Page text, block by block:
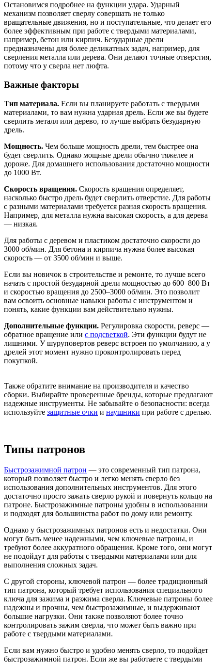
Остановимся подробнее на функции удара. Ударный
механизм позволяет сверлу совершать не только
вращательные движения, но и поступательные, что делает его
более эффективным при работе с твердыми материалами,
например, бетон или кирпич. Безударные дрели
предназначены для более деликатных задач, например, для
сверления металла или дерева. Они делают точные отверстия,
потому что у сверла нет люфта.
Важные факторы
Тип материала. Если вы планируете работать с твердыми
материалами, то вам нужна ударная дрель. Если же вы будете
сверлить металл или дерево, то лучше выбрать безударную
дрель.
Мощность. Чем больше мощность дрели, тем быстрее она
будет сверлить. Однако мощные дрели обычно тяжелее и
дороже. Для домашнего использования достаточно мощности
до 1000 Вт.
Скорость вращения. Скорость вращения определяет,
насколько быстро дрель будет сверлить отверстие. Для работы
с разными материалами требуется разная скорость вращения.
Например, для металла нужна высокая скорость, а для дерева
— низкая.
Для работы с деревом и пластиком достаточно скорости до
3000 об/мин. Для бетона и кирпича нужна более высокая
скорость — от 3500 об/мин и выше.
Если вы новичок в строительстве и ремонте, то лучше всего
начать с простой безударной дрели мощностью до 600–800 Вт
и скоростью вращения до 2500–3000 об/мин. Это позволит
вам освоить основные навыки работы с инструментом и
понять, какие функции вам действительно нужны.
Дополнительные функции. Регулировка скорости, реверс —
обратное вращение или с подсветкой. Эти функции будут не
лишними. У шуруповертов реверс встроен по умолчанию, а у
дрелей этот момент нужно проконтролировать перед
покупкой.
Также обратите внимание на производителя и качество
сборки. Выбирайте проверенные бренды, которые предлагают
надежные инструменты. Не забывайте о безопасности: всегда
используйте защитные очки и наушники при работе с дрелью.
Типы патронов
Быстрозажимной патрон — это современный тип патрона,
который позволяет быстро и легко менять сверло без
использования дополнительных инструментов. Для этого
достаточно просто зажать сверло рукой и повернуть кольцо на
патроне. Быстрозажимные патроны удобны в использовании
и подходят для большинства работ по дому или ремонту.
Однако у быстрозажимных патронов есть и недостатки. Они
могут быть менее надежными, чем ключевые патроны, и
требуют более аккуратного обращения. Кроме того, они могут
не подойдут для работы с твердыми материалами или для
выполнения сложных задач.
С другой стороны, ключевой патрон — более традиционный
тип патрона, который требует использования специального
ключа для зажима и разжима сверла. Ключевые патроны более
надежны и прочны, чем быстрозажимные, и выдерживают
большие нагрузки. Они также позволяют более точно
контролировать зажим сверла, что может быть важно при
работе с твердыми материалами.
Если вам нужно быстро и удобно менять сверло, то подойдет
быстрозажимной патрон. Если же вы работаете с твердыми